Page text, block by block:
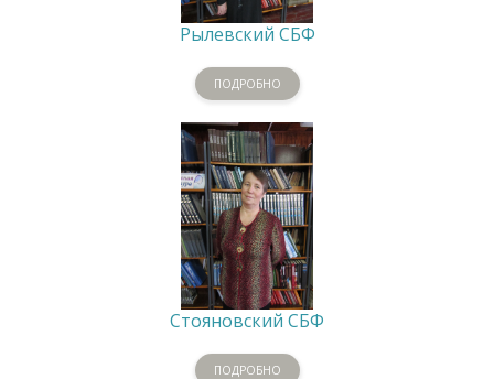
Рылевский СБФ
ПОДРОБНО
Стояновский СБФ
ПОДРОБНО